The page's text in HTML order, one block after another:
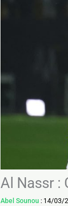
Al Nassr :
Abel Sounou : 14/03/